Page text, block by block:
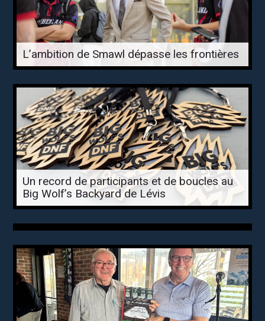
L’ambition de Smawl dépasse les frontières
Un record de participants et de boucles au
Big Wolf’s Backyard de Lévis